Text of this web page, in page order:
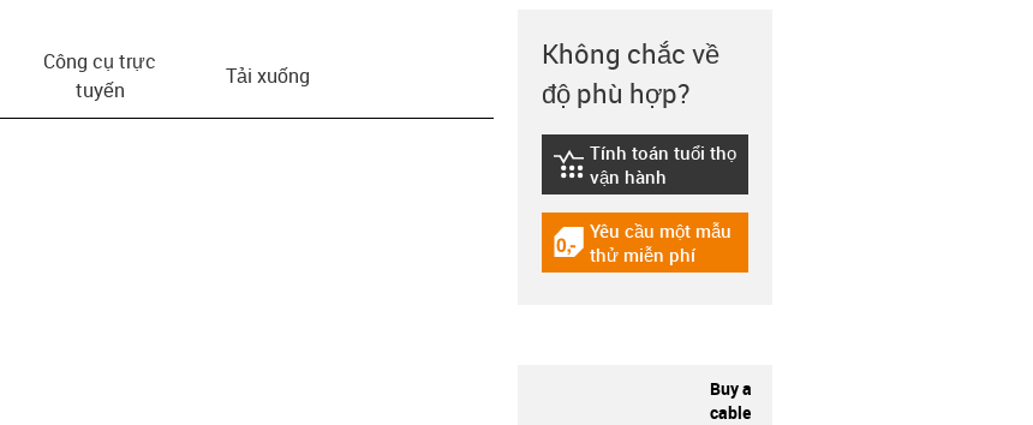
Công cụ trực
tuyến
Tải xuống
Không chắc về
độ phù hợp?
igus-icon-lebensdauerrechner
Tính toán tuổi thọ
vận hành
igus-icon-gratismuster
Yêu cầu một mẫu
thử miễn phí
Buy a
cable